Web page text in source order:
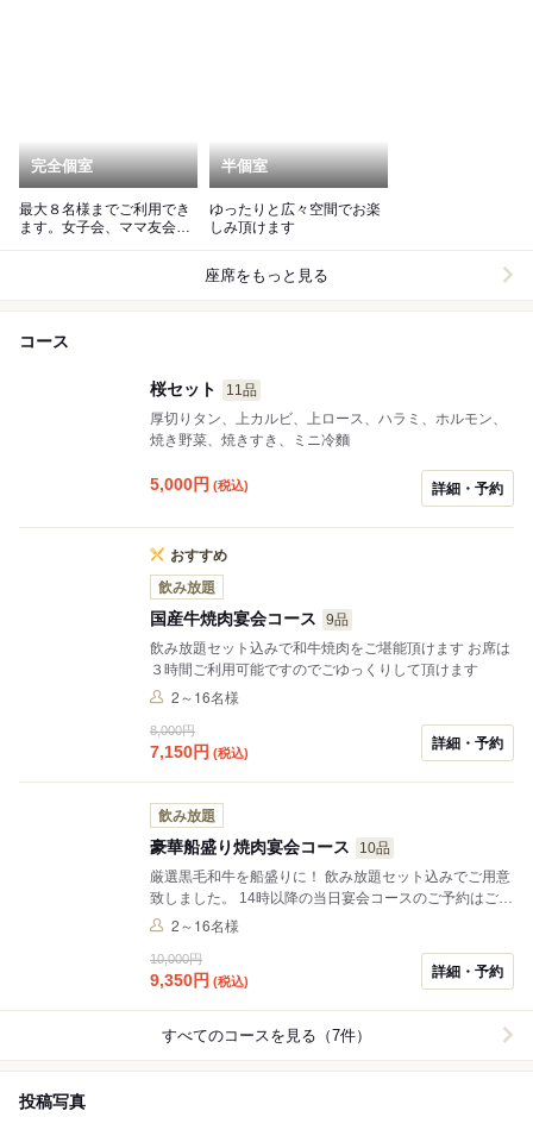
完全個室
最大８名様までご利用でき
ます。女子会、ママ友会、
半個室
ゆったりと広々空間でお楽
しみ頂けます
座席をもっと見る
コース
桜セット
11品
厚切りタン、上カルビ、上ロース、ハラミ、ホルモン、
焼き野菜、焼きすき、ミニ冷麵
5,000円 (税込) 詳細・予約
おすすめ
飲み放題
国産牛焼肉宴会コース
9品
飲み放題セット込みで和牛焼肉をご堪能頂けます お席は
３時間ご利用可能ですのでごゆっくりして頂けます
2～16名様
8,000円
7,150円 (税込)
詳細・予約
飲み放題
豪華船盛り焼肉宴会コース
10品
厳選黒毛和牛を船盛りに！ 飲み放題セット込みでご用意
致しました。 14時以降の当日宴会コースのご予約はご準
備にお時間頂きます
2～16名様
10,000円
9,350円 (税込)
詳細・予約
すべてのコースを見る（7件）
投稿写真